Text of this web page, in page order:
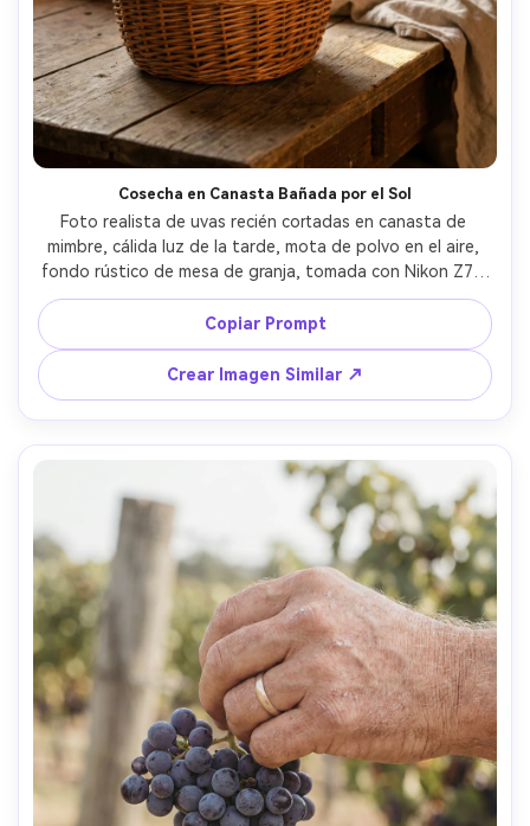
Cosecha en Canasta Bañada por el Sol
Foto realista de uvas recién cortadas en canasta de
mimbre, cálida luz de la tarde, mota de polvo en el aire,
fondo rústico de mesa de granja, tomada con Nikon Z7 II
y lente 50mm f/1.8, ambiente acogedor de cosecha,
colores naturales y textura nítida --ar 4:5
Copiar Prompt
Crear Imagen Similar ↗